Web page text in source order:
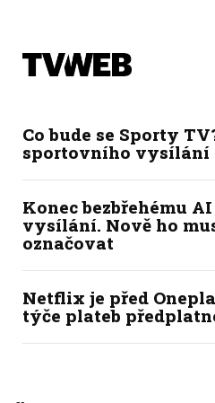
Co bude se Sporty
sportovního vysílání
Konec bezbřehému
vysílání. Nově ho
označovat
Netflix je před
týče plateb